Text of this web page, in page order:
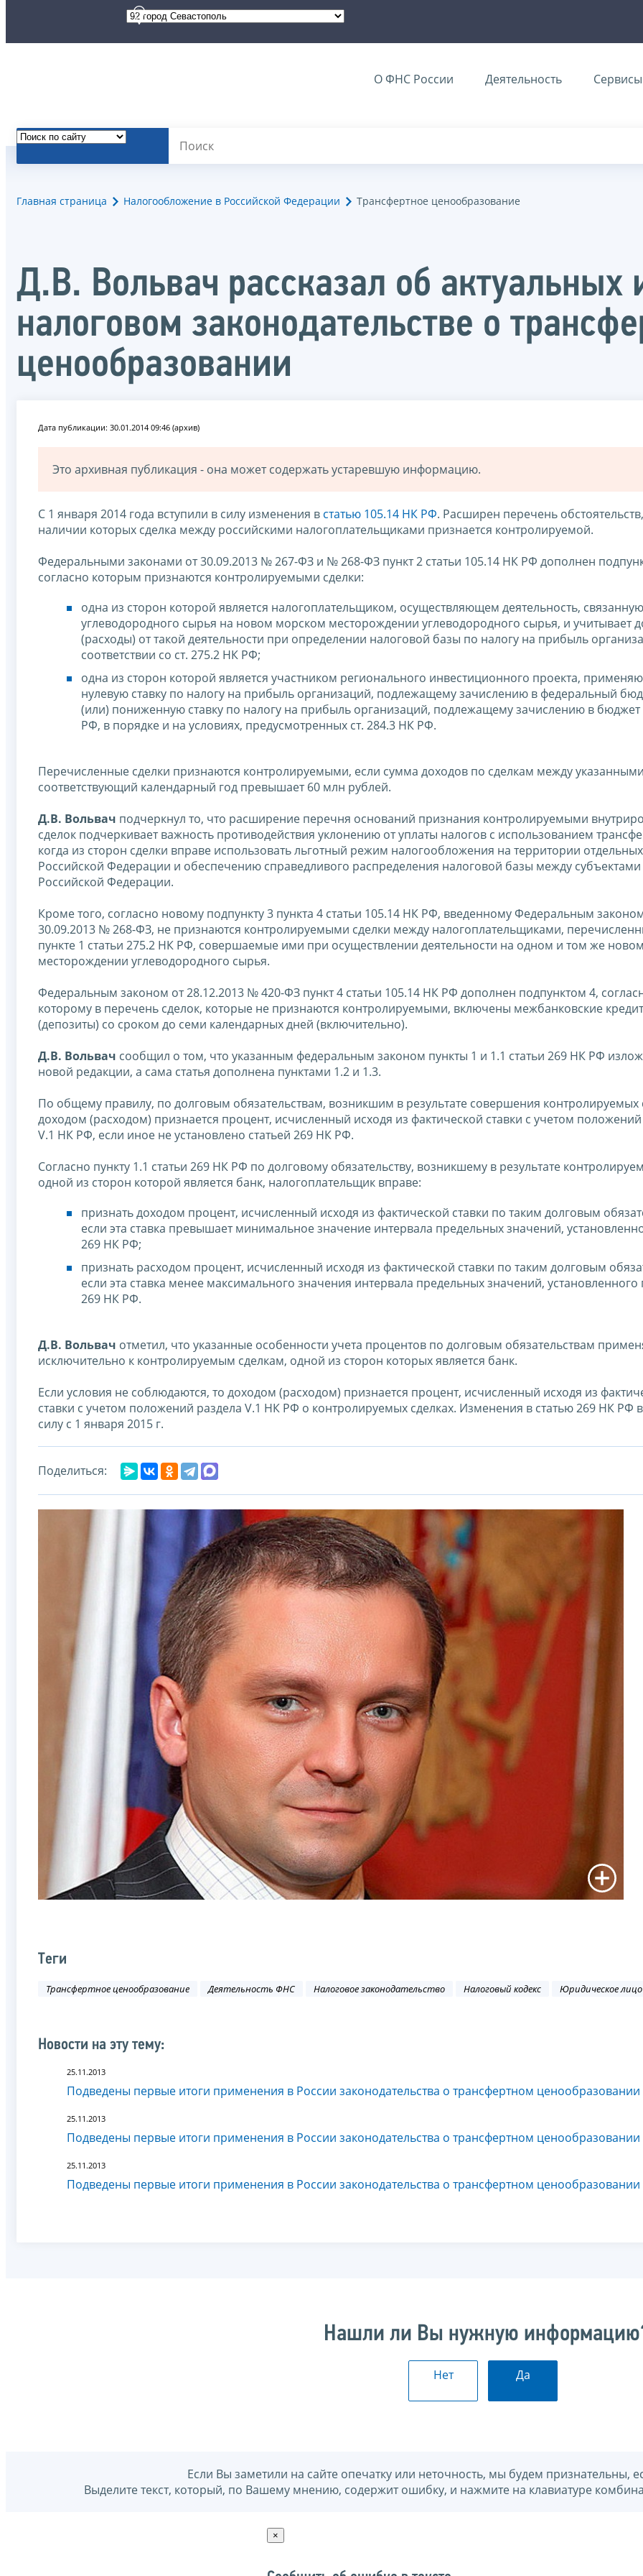
О ФНС России Деятельность Сервисы
Главная страница Налогообложение в Российской Федерации Трансфертное ценообразование
Д.В. Вольвач рассказал об актуальных
налоговом законодательстве о
ценообразовании
Дата публикации: 30.01.2014 09:46 (архив)
Это архивная публикация - она может содержать устаревшую информацию.
С 1 января 2014 года вступили в силу изменения в статью 105.14 НК РФ. Расширен перечень
наличии которых сделка между российскими налогоплательщиками признается контролируемой.
Федеральными законами от 30.09.2013 № 267-ФЗ и № 268-ФЗ пункт 2 статьи 105.14 НК РФ дополнен
согласно которым признаются контролируемыми сделки:
одна из сторон которой является налогоплательщиком, осуществляющем деятельность,
углеводородного сырья на новом морском месторождении углеводородного сырья, и учитывает
(расходы) от такой деятельности при определении налоговой базы по налогу на прибыль
соответствии со ст. 275.2 НК РФ;
одна из сторон которой является участником регионального инвестиционного проекта,
нулевую ставку по налогу на прибыль организаций, подлежащему зачислению в федеральный
(или) пониженную ставку по налогу на прибыль организаций, подлежащему зачислению в бюджет
РФ, в порядке и на условиях, предусмотренных ст. 284.3 НК РФ.
Перечисленные сделки признаются контролируемыми, если сумма доходов по сделкам между
соответствующий календарный год превышает 60 млн рублей.
Д.В. Вольвач подчеркнул то, что расширение перечня оснований признания контролируемыми
сделок подчеркивает важность противодействия уклонению от уплаты налогов с использованием
когда из сторон сделки вправе использовать льготный режим налогообложения на территории
Российской Федерации и обеспечению справедливого распределения налоговой базы между субъектами
Российской Федерации.
Кроме того, согласно новому подпункту 3 пункта 4 статьи 105.14 НК РФ, введенному Федеральным
30.09.2013 № 268-ФЗ, не признаются контролируемыми сделки между налогоплательщиками,
пункте 1 статьи 275.2 НК РФ, совершаемые ими при осуществлении деятельности на одном и том же
месторождении углеводородного сырья.
Федеральным законом от 28.12.2013 № 420-ФЗ пункт 4 статьи 105.14 НК РФ дополнен подпунктом 4,
которому в перечень сделок, которые не признаются контролируемыми, включены межбанковские
(депозиты) со сроком до семи календарных дней (включительно).
Д.В. Вольвач сообщил о том, что указанным федеральным законом пункты 1 и 1.1 статьи 269 НК РФ
новой редакции, а сама статья дополнена пунктами 1.2 и 1.3.
По общему правилу, по долговым обязательствам, возникшим в результате совершения контролируемых
доходом (расходом) признается процент, исчисленный исходя из фактической ставки с учетом
V.1 НК РФ, если иное не установлено статьей 269 НК РФ.
Согласно пункту 1.1 статьи 269 НК РФ по долговому обязательству, возникшему в результате
одной из сторон которой является банк, налогоплательщик вправе:
признать доходом процент, исчисленный исходя из фактической ставки по таким долговым
если эта ставка превышает минимальное значение интервала предельных значений,
269 НК РФ;
признать расходом процент, исчисленный исходя из фактической ставки по таким долговым
если эта ставка менее максимального значения интервала предельных значений, установленного
269 НК РФ.
Д.В. Вольвач отметил, что указанные особенности учета процентов по долговым обязательствам
исключительно к контролируемым сделкам, одной из сторон которых является банк.
Если условия не соблюдаются, то доходом (расходом) признается процент, исчисленный исходя из
ставки с учетом положений раздела V.1 НК РФ о контролируемых сделках. Изменения в статью 269 НК РФ
силу с 1 января 2015 г.
Поделиться:
Теги
Трансфертное ценообразование Деятельность ФНС Налоговое законодательство Налоговый кодекс Юридическое лицо
Новости на эту тему:
25.11.2013
Подведены первые итоги применения в России законодательства о трансфертном ценообразовании
25.11.2013
Подведены первые итоги применения в России законодательства о трансфертном ценообразовании
25.11.2013
Подведены первые итоги применения в России законодательства о трансфертном ценообразовании
Нашли ли Вы нужную
Нет Да
Если Вы заметили на сайте опечатку или неточность, мы будем признательны,
Выделите текст, который, по Вашему мнению, содержит ошибку, и нажмите на клавиатуре
×